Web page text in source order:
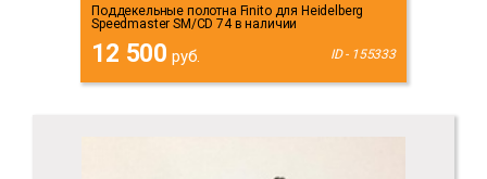
Поддекельные полотна Finito для Heidelberg
Speedmaster SM/CD 74 в наличии
12 500 руб. ID - 155333